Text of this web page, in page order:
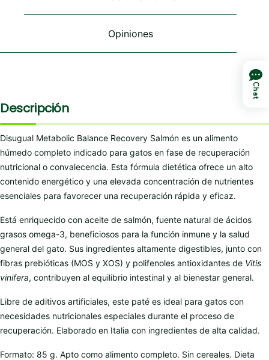
página
página
producto
página
Opiniones
Descripción
Disugual Metabolic Balance Recovery Salmón es un alimento
húmedo completo indicado para gatos en fase de recuperación
nutricional o convalecencia. Esta fórmula dietética ofrece un alto
contenido energético y una elevada concentración de nutrientes
esenciales para favorecer una recuperación rápida y eficaz.
Está enriquecido con aceite de salmón, fuente natural de ácidos
grasos omega-3, beneficiosos para la función inmune y la salud
general del gato. Sus ingredientes altamente digestibles, junto con
fibras prebióticas (MOS y XOS) y polifenoles antioxidantes de Vitis
vinifera, contribuyen al equilibrio intestinal y al bienestar general.
Libre de aditivos artificiales, este paté es ideal para gatos con
necesidades nutricionales especiales durante el proceso de
recuperación. Elaborado en Italia con ingredientes de alta calidad.
Formato: 85 g. Apto como alimento completo. Sin cereales. Dieta
Chat